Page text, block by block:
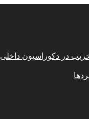
در دکوراسیون داخلی